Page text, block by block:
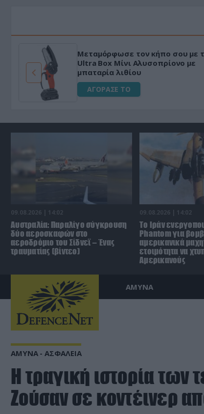
Μεταμόρφωσε τον κήπο σου με
Ultra Box Μίνι Αλυσοπρίονο με
μπαταρία λιθίου
ΑΓΟΡΑΣΕ ΤΟ
09.08.2026 | 14:02
Αυστραλία: Παραλίγο σύγκρουση
δύο αεροσκαφών στο
αεροδρόμιο του Σίδνεϊ – Ένας
τραυματίας (βίντεο)
09.08.2026 | 14:02
Το Ιράν
Phantom για
αμερικανικά
ετοιμότητα να
Αμερικανούς
ΑΜΥΝΑ
ΑΜΥΝΑ - ΑΣΦΑΛΕΙΑ
Η τραγική ιστορία
Ζούσαν σε κοντέινερ